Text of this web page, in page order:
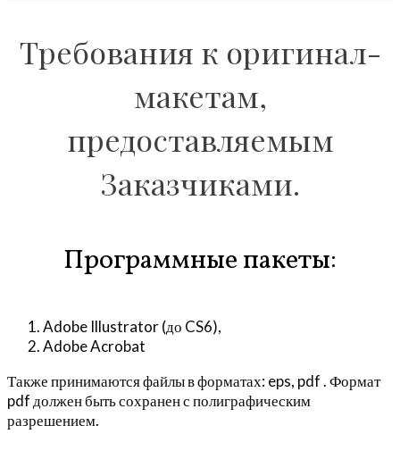
Тех.
требования
макетам
Требования к оригинал-
макетам,
предоставляемым
Заказчиками.
Программные пакеты:
Adobe Illustrator (до CS6),
Adobe Acrobat
Также принимаются файлы в форматах: eps, pdf . Формат
pdf должен быть сохранен с полиграфическим
разрешением.